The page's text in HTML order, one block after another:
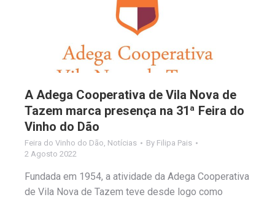
A Adega Cooperativa de Vila Nova de
Tazem marca presença na 31ª Feira do
Vinho do Dão
Feira do Vinho do Dão Notícias By Filipa Pais
2 Agosto 2022
Fundada em 1954, a atividade da Adega Cooperativa
de Vila Nova de Tazem teve desde logo como